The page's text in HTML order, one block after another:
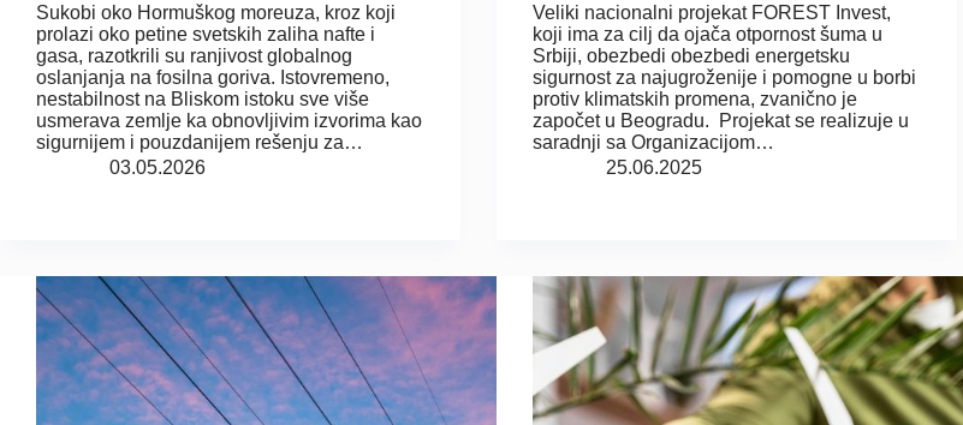
Sukobi oko Hormuškog moreuza, kroz koji
prolazi oko petine svetskih zaliha nafte i
gasa, razotkrili su ranjivost globalnog
oslanjanja na fosilna goriva. Istovremeno,
nestabilnost na Bliskom istoku sve više
usmerava zemlje ka obnovljivim izvorima kao
sigurnijem i pouzdanijem rešenju za…
03.05.2026
Veliki nacionalni projekat FOREST Invest,
koji ima za cilj da ojača otpornost šuma u
Srbiji, obezbedi obezbedi energetsku
sigurnost za najugroženije i pomogne u borbi
protiv klimatskih promena, zvanično je
započet u Beogradu. Projekat se realizuje u
saradnji sa Organizacijom…
25.06.2025